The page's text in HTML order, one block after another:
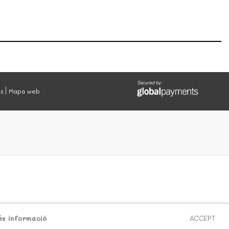
Mapa web
ACCEPT
informació